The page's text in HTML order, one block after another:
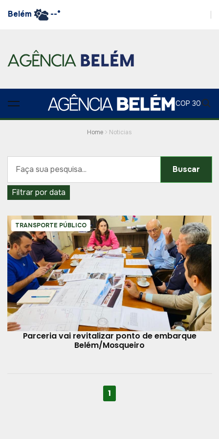
Belém --°
COP 30
Home Noticias
Buscar
Filtrar por data
TRANSPORTE PÚBLICO
Parceria vai revitalizar ponto de embarque
Belém/Mosqueiro
1